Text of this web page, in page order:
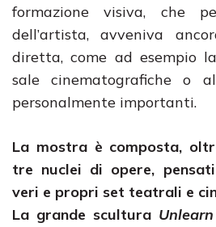
formazione visiva, che
dell’artista, avveniva
diretta, come ad esempio
sale cinematografiche o
personalmente importanti.
La mostra è composta,
tre nuclei di opere,
veri e propri set teatrali e
La grande scultura Unlearn